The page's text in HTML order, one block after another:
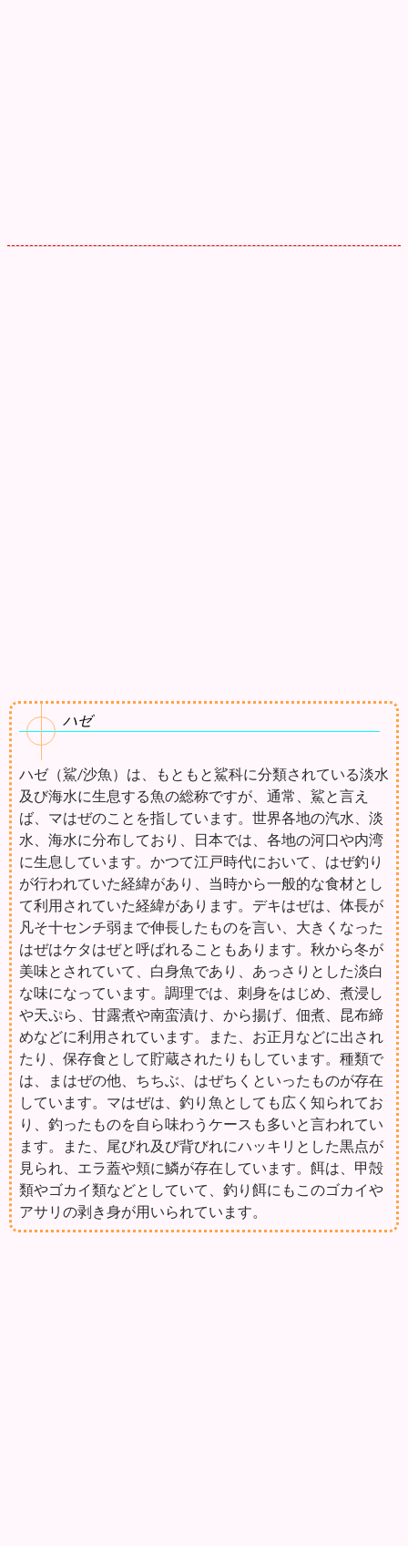
ハゼ
ハゼ（鯊/沙魚）は、もともと鯊科に分類されている淡水
及び海水に生息する魚の総称ですが、通常、鯊と言え
ば、マはぜのことを指しています。世界各地の汽水、淡
水、海水に分布しており、日本では、各地の河口や内湾
に生息しています。かつて江戸時代において、はぜ釣り
が行われていた経緯があり、当時から一般的な食材とし
て利用されていた経緯があります。デキはぜは、体長が
凡そ十センチ弱まで伸長したものを言い、大きくなった
はぜはケタはぜと呼ばれることもあります。秋から冬が
美味とされていて、白身魚であり、あっさりとした淡白
な味になっています。調理では、刺身をはじめ、煮浸し
や天ぷら、甘露煮や南蛮漬け、から揚げ、佃煮、昆布締
めなどに利用されています。また、お正月などに出され
たり、保存食として貯蔵されたりもしています。種類で
は、まはぜの他、ちちぶ、はぜちくといったものが存在
しています。マはぜは、釣り魚としても広く知られてお
り、釣ったものを自ら味わうケースも多いと言われてい
ます。また、尾びれ及び背びれにハッキリとした黒点が
見られ、エラ蓋や頬に鱗が存在しています。餌は、甲殻
類やゴカイ類などとしていて、釣り餌にもこのゴカイや
アサリの剥き身が用いられています。